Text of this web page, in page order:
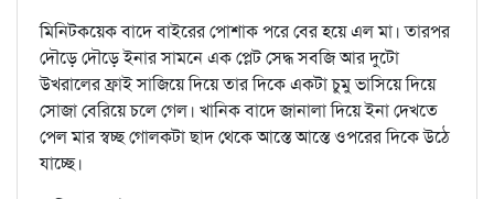
মিনিটকয়েক বাদে বাইরের পোশাক পরে বের হয়ে এল মা। তারপর
দৌড়ে দৌড়ে ইনার সামনে এক প্লেট সেদ্ধ সবজি আর দুটো
উখরালের ফ্রাই সাজিয়ে দিয়ে তার দিকে একটা চুমু ভাসিয়ে দিয়ে
সোজা বেরিয়ে চলে গেল। খানিক বাদে জানালা দিয়ে ইনা দেখতে
পেল মার স্বচ্ছ গোলকটা ছাদ থেকে আস্তে আস্তে ওপরের দিকে উঠে
যাচ্ছে।